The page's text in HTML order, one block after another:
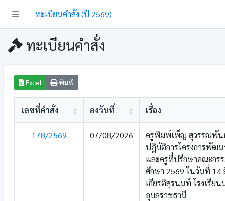
ทะเบียนคำสั่ง (ปี 2569)
ทะเบียนคำสั่ง
Excel พิมพ์
เลขที่คำสั่ง ลงวันที่ เรื่อง
178/2569 07/08/2026
ครูพิมพ์เพ็ญ สุวรรณพันธุ์
ปฏิบัติการโครงการพัฒ
และครูที่ปรึกษาคณะกร
ศึกษา 2569 ในวันที่
เกียรติสุรนนท์ โรงเรียน
อุบลราชธานี